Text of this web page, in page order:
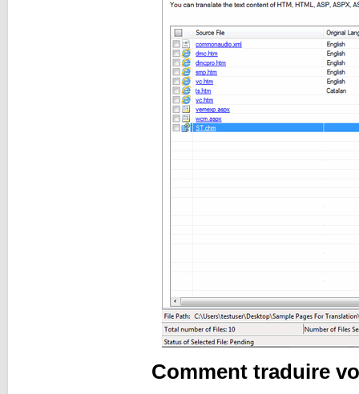
Comment traduire